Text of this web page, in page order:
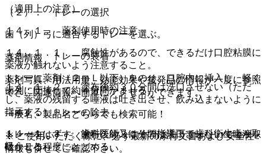
（適用上の注意）
１４．１． 薬剤使用時の注意
１４．１．１． 腐蝕性があるので、できるだけ口腔粘膜に
薬液が触れないよう注意すること。
１４．１．２． 塗布後約３０分間は洗口させない（ただ
し、薬液の残留する唾液は吐き出させ、飲み込まないように
指示する）。
１４．１．３． 歯科医師又はその指導下で歯科衛生士が取
扱うこと。
（２）． トレーの選択
歯（列）弓に適合するトレーを選ぶ。
（３）． トレーの装着
トレーに薬剤（２ｍＬ以下）をのせ、口腔内に挿入し、軽く
歯列に圧接して約４分間かませる。
（４）． トレーの除去
トレーをはずす。塗布後約３０分間は洗口させないで唾液を
吐かせる程度にとどめる。
薬剤情報
薬剤写真、用法用量、効能効果や後発品の情報が一度に参照
でき、関連情報へ簡単にアクセスができます。
一般名、製品名どちらでも検索可能！
※ ご使用いただく際に、必ず最新の添付文書および安全性
情報も併せてご確認下さい。